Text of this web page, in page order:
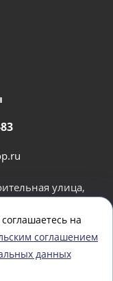
улица,
21
на
соглашением
данных